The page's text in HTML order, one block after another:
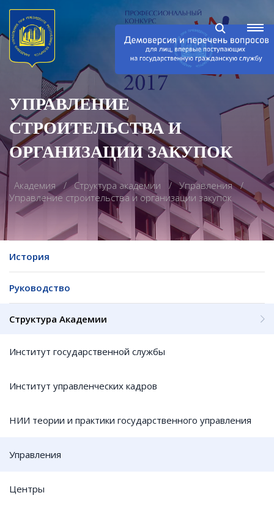
УПРАВЛЕНИЕ
СТРОИТЕЛЬСТВА И
ОРГАНИЗАЦИИ ЗАКУПОК
Академия Структура академии
Управления
Управление строительства и организации закупок
История
Руководство
Структура Академии
Институт государственной службы
Институт управленческих кадров
НИИ теории и практики государственного управления
Управления
Центры